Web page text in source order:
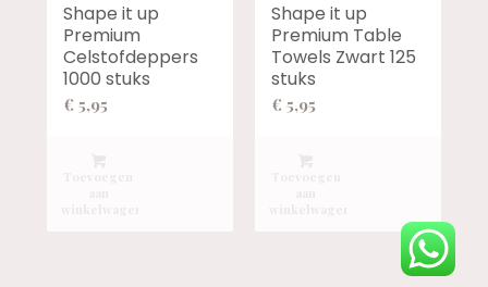
Shape it up
Premium
Celstofdeppers
1000 stuks
€ 5,95
Shape it up
Premium Table
Towels Zwart 125
stuks
€ 5,95